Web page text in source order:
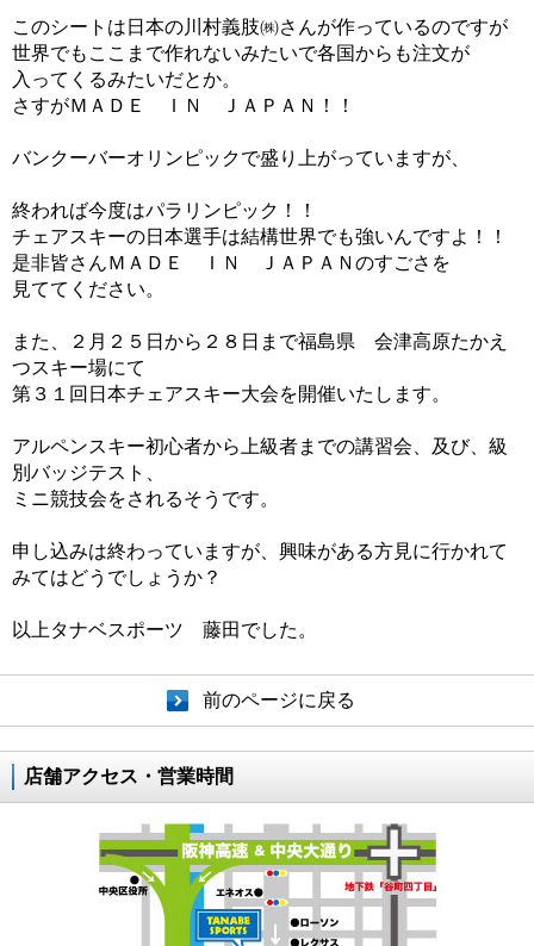
このシートは日本の川村義肢㈱さんが作っているのですが
世界でもここまで作れないみたいで各国からも注文が
入ってくるみたいだとか。
さすがＭＡＤＥ ＩＮ ＪＡＰＡＮ！！
バンクーバーオリンピックで盛り上がっていますが、
終われば今度はパラリンピック！！
チェアスキーの日本選手は結構世界でも強いんですよ！！
是非皆さんＭＡＤＥ ＩＮ ＪＡＰＡＮのすごさを
見ててください。
また、２月２５日から２８日まで福島県 会津高原たかえ
つスキー場にて
第３１回日本チェアスキー大会を開催いたします。
アルペンスキー初心者から上級者までの講習会、及び、級
別バッジテスト、
ミニ競技会をされるそうです。
申し込みは終わっていますが、興味がある方見に行かれて
みてはどうでしょうか？
以上タナベスポーツ 藤田でした。
前のページに戻る
店舗アクセス・営業時間